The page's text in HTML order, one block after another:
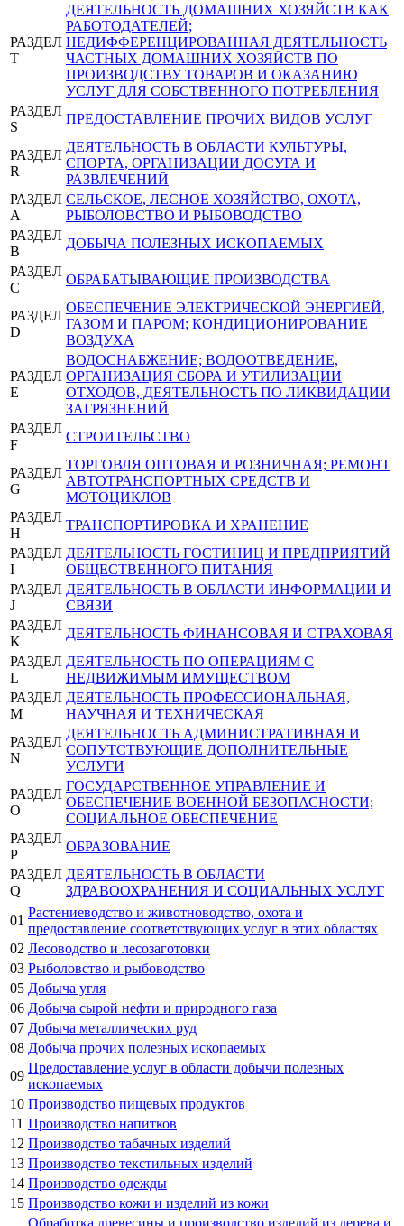
РАЗДЕЛ
T
ДЕЯТЕЛЬНОСТЬ ДОМАШНИХ ХОЗЯЙСТВ КАК
РАБОТОДАТЕЛЕЙ;
НЕДИФФЕРЕНЦИРОВАННАЯ ДЕЯТЕЛЬНОСТЬ
ЧАСТНЫХ ДОМАШНИХ ХОЗЯЙСТВ ПО
ПРОИЗВОДСТВУ ТОВАРОВ И ОКАЗАНИЮ
УСЛУГ ДЛЯ СОБСТВЕННОГО ПОТРЕБЛЕНИЯ
РАЗДЕЛ
S
ПРЕДОСТАВЛЕНИЕ ПРОЧИХ ВИДОВ УСЛУГ
РАЗДЕЛ
R
ДЕЯТЕЛЬНОСТЬ В ОБЛАСТИ КУЛЬТУРЫ,
СПОРТА, ОРГАНИЗАЦИИ ДОСУГА И
РАЗВЛЕЧЕНИЙ
РАЗДЕЛ
A
СЕЛЬСКОЕ, ЛЕСНОЕ ХОЗЯЙСТВО, ОХОТА,
РЫБОЛОВСТВО И РЫБОВОДСТВО
РАЗДЕЛ
B
ДОБЫЧА ПОЛЕЗНЫХ ИСКОПАЕМЫХ
РАЗДЕЛ
C
ОБРАБАТЫВАЮЩИЕ ПРОИЗВОДСТВА
РАЗДЕЛ
D
ОБЕСПЕЧЕНИЕ ЭЛЕКТРИЧЕСКОЙ ЭНЕРГИЕЙ,
ГАЗОМ И ПАРОМ; КОНДИЦИОНИРОВАНИЕ
ВОЗДУХА
РАЗДЕЛ
E
ВОДОСНАБЖЕНИЕ; ВОДООТВЕДЕНИЕ,
ОРГАНИЗАЦИЯ СБОРА И УТИЛИЗАЦИИ
ОТХОДОВ, ДЕЯТЕЛЬНОСТЬ ПО ЛИКВИДАЦИИ
ЗАГРЯЗНЕНИЙ
РАЗДЕЛ
F
СТРОИТЕЛЬСТВО
РАЗДЕЛ
G
ТОРГОВЛЯ ОПТОВАЯ И РОЗНИЧНАЯ; РЕМОНТ
АВТОТРАНСПОРТНЫХ СРЕДСТВ И
МОТОЦИКЛОВ
РАЗДЕЛ
H
ТРАНСПОРТИРОВКА И ХРАНЕНИЕ
РАЗДЕЛ
I
ДЕЯТЕЛЬНОСТЬ ГОСТИНИЦ И ПРЕДПРИЯТИЙ
ОБЩЕСТВЕННОГО ПИТАНИЯ
РАЗДЕЛ
J
ДЕЯТЕЛЬНОСТЬ В ОБЛАСТИ ИНФОРМАЦИИ И
СВЯЗИ
РАЗДЕЛ
K
ДЕЯТЕЛЬНОСТЬ ФИНАНСОВАЯ И СТРАХОВАЯ
РАЗДЕЛ
L
ДЕЯТЕЛЬНОСТЬ ПО ОПЕРАЦИЯМ С
НЕДВИЖИМЫМ ИМУЩЕСТВОМ
РАЗДЕЛ
M
ДЕЯТЕЛЬНОСТЬ ПРОФЕССИОНАЛЬНАЯ,
НАУЧНАЯ И ТЕХНИЧЕСКАЯ
РАЗДЕЛ
N
ДЕЯТЕЛЬНОСТЬ АДМИНИСТРАТИВНАЯ И
СОПУТСТВУЮЩИЕ ДОПОЛНИТЕЛЬНЫЕ
УСЛУГИ
РАЗДЕЛ
O
ГОСУДАРСТВЕННОЕ УПРАВЛЕНИЕ И
ОБЕСПЕЧЕНИЕ ВОЕННОЙ БЕЗОПАСНОСТИ;
СОЦИАЛЬНОЕ ОБЕСПЕЧЕНИЕ
РАЗДЕЛ
P
ОБРАЗОВАНИЕ
РАЗДЕЛ
Q
ДЕЯТЕЛЬНОСТЬ В ОБЛАСТИ
ЗДРАВООХРАНЕНИЯ И СОЦИАЛЬНЫХ УСЛУГ
01
Растениеводство и животноводство, охота и
предоставление соответствующих услуг в этих областях
02 Лесоводство и лесозаготовки
03 Рыболовство и рыбоводство
05 Добыча угля
06 Добыча сырой нефти и природного газа
07 Добыча металлических руд
08 Добыча прочих полезных ископаемых
09
Предоставление услуг в области добычи полезных
ископаемых
10 Производство пищевых продуктов
11 Производство напитков
12 Производство табачных изделий
13 Производство текстильных изделий
14 Производство одежды
15 Производство кожи и изделий из кожи
Обработка древесины и производство изделий из дерева и